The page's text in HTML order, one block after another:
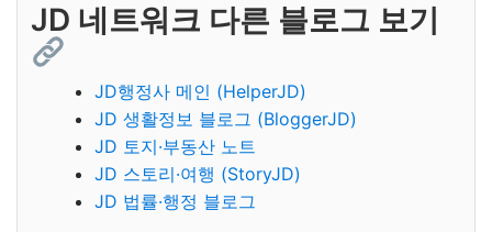
JD 네트워크 다른 블로그 보기
JD행정사 메인 (HelperJD)
JD 생활정보 블로그 (BloggerJD)
JD 토지·부동산 노트
JD 스토리·여행 (StoryJD)
JD 법률·행정 블로그